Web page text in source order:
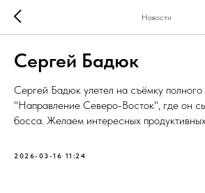
Новости
Сергей Бадюк
Сергей Бадюк улетел на съёмку полного
"Направление Северо-Восток", где он
босса. Желаем интересных
2026-03-16 11:24